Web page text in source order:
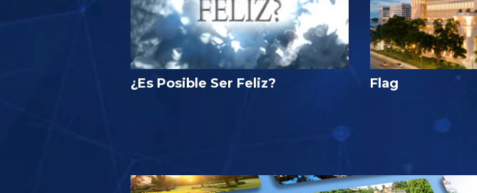
¿Es Posible Ser Feliz? Flag